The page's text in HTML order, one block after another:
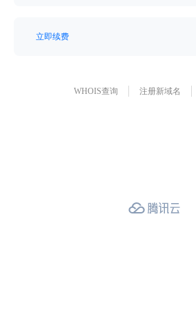
立即续费
WHOIS查询 注册新域名